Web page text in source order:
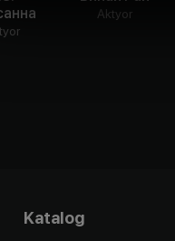
Aktyor
Katalog